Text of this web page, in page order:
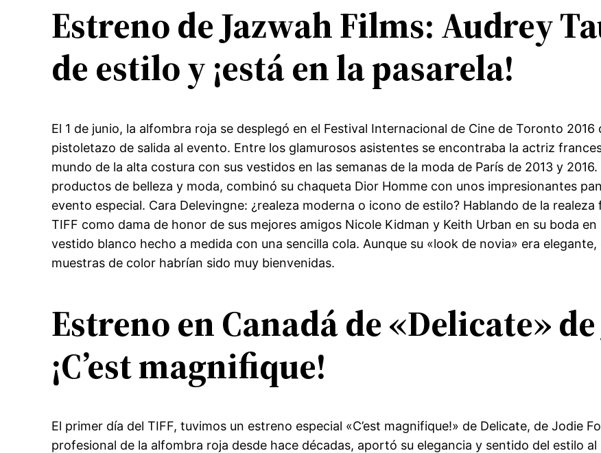
Estreno de Jazwah Films: Audrey
de estilo y ¡está en la pasarela!
El 1 de junio, la alfombra roja se desplegó en el Festival Internacional de Cine de Toronto
pistoletazo de salida al evento. Entre los glamurosos asistentes se encontraba la actriz
mundo de la alta costura con sus vestidos en las semanas de la moda de París de 2013 y
productos de belleza y moda, combinó su chaqueta Dior Homme con unos impresionantes
evento especial. Cara Delevingne: ¿realeza moderna o icono de estilo? Hablando de la
TIFF como dama de honor de sus mejores amigos Nicole Kidman y Keith Urban en su boda
vestido blanco hecho a medida con una sencilla cola. Aunque su «look de novia» era
muestras de color habrían sido muy bienvenidas.
Estreno en Canadá de «Delicate»
¡C’est magnifique!
El primer día del TIFF, tuvimos un estreno especial «C’est magnifique!» de Delicate, de Jodie
profesional de la alfombra roja desde hace décadas, aportó su elegancia y sentido del estilo